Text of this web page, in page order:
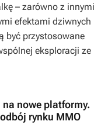
– zarówno z innymi
efektami dziwnych
być przystosowane
eksploracji ze
nowe platformy.
rynku MMO